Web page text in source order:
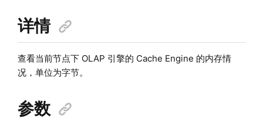
详情
查看当前节点下 OLAP 引擎的 Cache Engine 的内存情
况，单位为字节。
参数